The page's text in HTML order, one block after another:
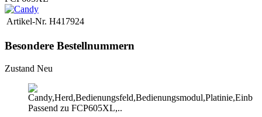
Artikel-Nr. H417924
Besondere Bestellnummern
Zustand Neu
Passend zu FCP605XL,..